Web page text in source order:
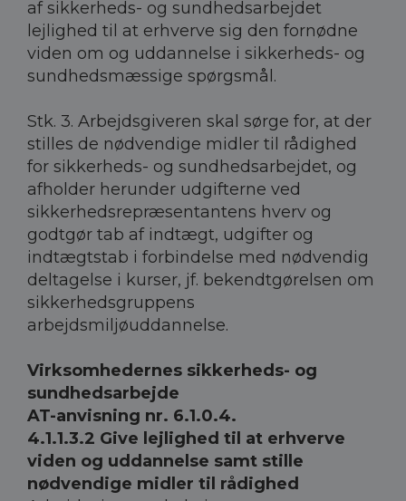
af sikkerheds- og sundhedsarbejdet
lejlighed til at erhverve sig den fornødne
viden om og uddannelse i sikkerheds- og
sundhedsmæssige spørgsmål.
Stk. 3. Arbejdsgiveren skal sørge for, at der
stilles de nødvendige midler til rådighed
for sikkerheds- og sundhedsarbejdet, og
afholder herunder udgifterne ved
sikkerhedsrepræsentantens hverv og
godtgør tab af indtægt, udgifter og
indtægtstab i forbindelse med nødvendig
deltagelse i kurser, jf. bekendtgørelsen om
sikkerhedsgruppens
arbejdsmiljøuddannelse.
Virksomhedernes sikkerheds- og
sundhedsarbejde
AT-anvisning nr. 6.1.0.4.
4.1.1.3.2 Give lejlighed til at erhverve
viden og uddannelse samt stille
nødvendige midler til rådighed